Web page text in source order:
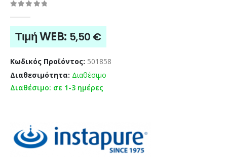
Τιμή WEB: 5,50 €
Κωδικός Προϊόντος: 501858
Διαθεσιμότητα: Διαθέσιμο
Διαθέσιμο: σε 1-3 ημέρες